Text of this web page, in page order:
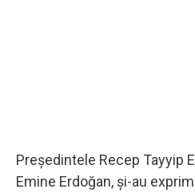
Președintele Recep Tayyip
Emine Erdoğan, și-au